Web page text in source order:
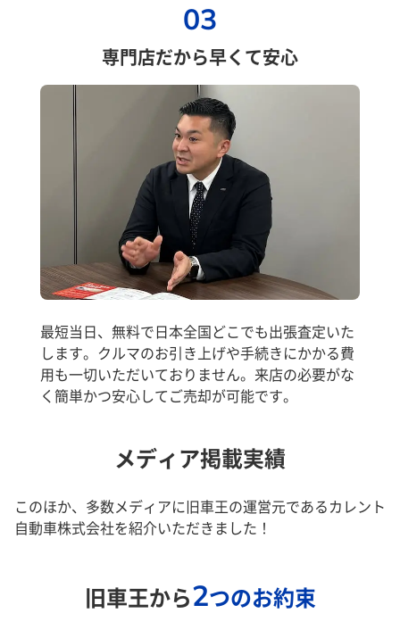
03
専門店だから早くて安心
最短当日、無料で日本全国どこでも出張査定いた
します。クルマのお引き上げや手続きにかかる費
用も一切いただいておりません。来店の必要がな
く簡単かつ安心してご売却が可能です。
メディア掲載実績
このほか、多数メディアに旧車王の運営元であるカレント
自動車株式会社を紹介いただきました！
旧車王から2つのお約束